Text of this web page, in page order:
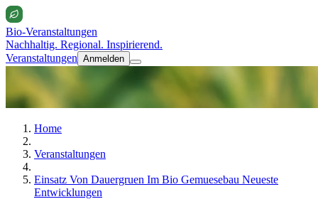
Bio-Veranstaltungen
Nachhaltig. Regional. Inspirierend.
Veranstaltungen Anmelden
Home
Veranstaltungen
Einsatz Von Dauergruen Im Bio Gemuesebau Neueste
Entwicklungen